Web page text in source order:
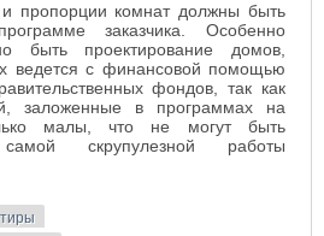
пропорции комнат должны быть
заказчика. Особенно
быть проектирование домов,
ведется с финансовой помощью
фондов, так как
заложенные в программах на
малы, что не могут быть
скрупулезной работы